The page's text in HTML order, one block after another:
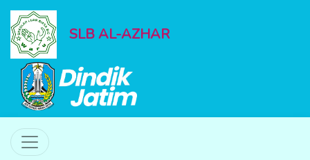
SLB AL-AZHAR